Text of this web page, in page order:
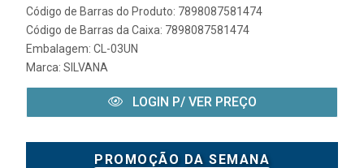
Código de Barras do Produto: 7898087581474
Código de Barras da Caixa: 7898087581474
Embalagem: CL-03UN
Marca: SILVANA
LOGIN P/ VER PREÇO
PROMOÇÃO DA SEMANA